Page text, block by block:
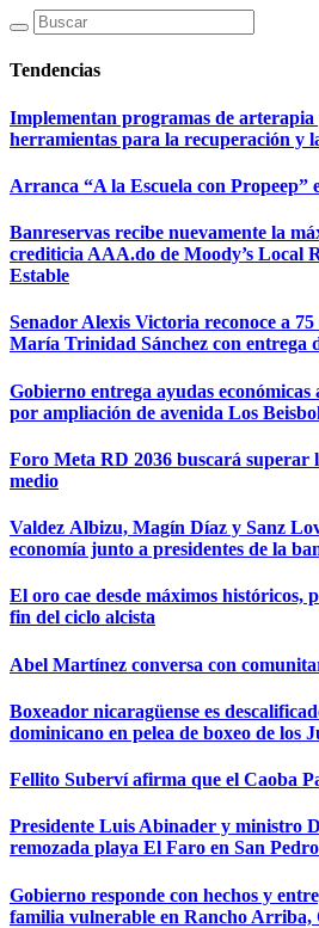
Tendencias
Implementan programas de arterapia
herramientas para la recuperación y
Arranca “A la Escuela con Propeep”
Banreservas recibe nuevamente la
crediticia AAA.do de Moody’s Local
Estable
Senador Alexis Victoria reconoce a
María Trinidad Sánchez con entrega
Gobierno entrega ayudas económicas
por ampliación de avenida Los
Foro Meta RD 2036 buscará superar
medio
Valdez Albizu, Magín Díaz y Sanz
economía junto a presidentes de la
El oro cae desde máximos históricos,
fin del ciclo alcista
Abel Martínez conversa con
Boxeador nicaragüense es
dominicano en pelea de boxeo de los
Fellito Suberví afirma que el Caoba
Presidente Luis Abinader y ministro
remozada playa El Faro en San
Gobierno responde con hechos y
familia vulnerable en Rancho Arriba,